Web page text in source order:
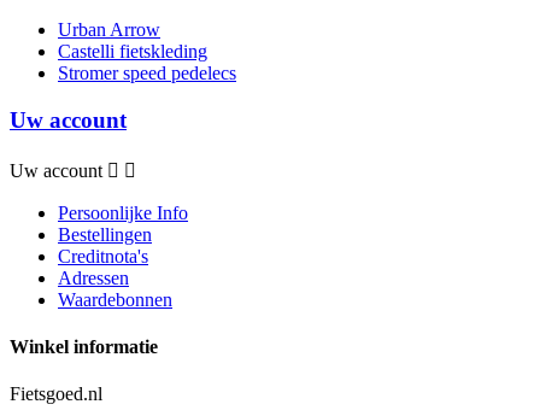
Urban Arrow
Castelli fietskleding
Stromer speed pedelecs
Uw account
Uw account  
Persoonlijke Info
Bestellingen
Creditnota's
Adressen
Waardebonnen
Winkel informatie
Fietsgoed.nl